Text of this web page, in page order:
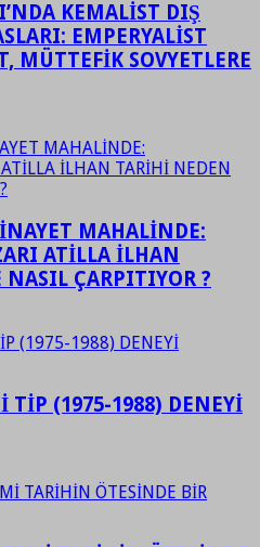
KEMALİST DIŞ
EMPERYALİST
MÜTTEFİK SOVYETLERE
MAHALİNDE:
ATİLLA İLHAN
ÇARPITIYOR ?
TİP (1975-1988) DENEYİ